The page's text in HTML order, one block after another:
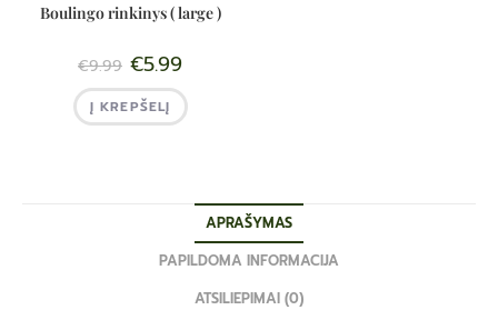
Boulingo rinkinys ( large )
€9.99 €5.99
Į KREPŠELĮ
APRAŠYMAS
PAPILDOMA INFORMACIJA
ATSILIEPIMAI (0)